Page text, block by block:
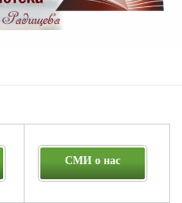
СМИ о нас